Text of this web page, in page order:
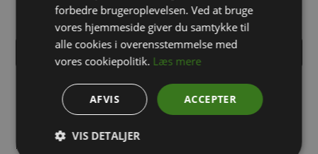
INDHENT TILBUD PÅ STORKØB
Robust og slagfast kuffertkasse i PP plast. Låget er hængslet
på kassens bagkant og åbnes/låses nemt med to kliklåse.
Plastkassens bundmål er 800x600 mm og har en højde på 135
forbedre brugeroplevelsen. Ved at bruge
vores hjemmeside giver du samtykke til
alle cookies i overensstemmelse med
vores cookiepolitik. Læs mere
ACCEPTER
AFVIS
VIS DETALJER